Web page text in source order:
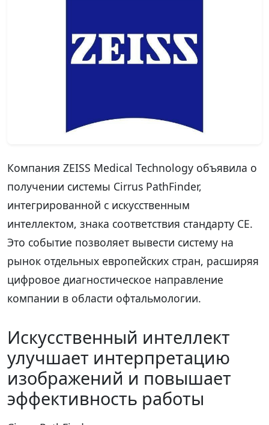
Компания ZEISS Medical Technology объявила о
получении системы Cirrus PathFinder,
интегрированной с искусственным
интеллектом, знака соответствия стандарту CE.
Это событие позволяет вывести систему на
рынок отдельных европейских стран, расширяя
цифровое диагностическое направление
компании в области офтальмологии.
Искусственный интеллект
улучшает интерпретацию
изображений и повышает
эффективность работы